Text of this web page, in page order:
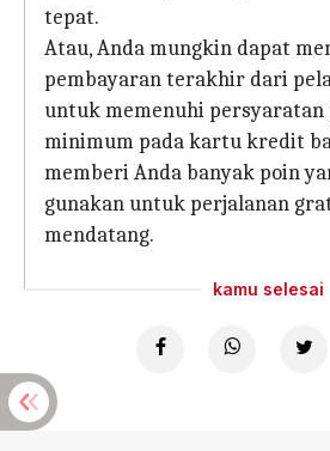
tepat.
Atau, Anda mungkin dapat
pembayaran terakhir dari
untuk memenuhi persyaratan
minimum pada kartu kredit
memberi Anda banyak poin
gunakan untuk perjalanan
mendatang.
kamu selesai